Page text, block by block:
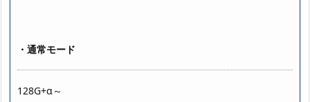
・通常モード
128G+α～